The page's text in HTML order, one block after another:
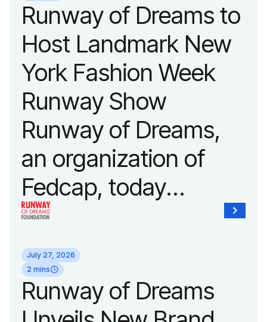
Runway of Dreams to
Host Landmark New
York Fashion Week
Runway Show
Runway of Dreams,
an organization of
Fedcap, today
announced it will host
its biggest runway
show of the year on
September 14, 2026
July 27, 2026
2 mins
Runway of Dreams